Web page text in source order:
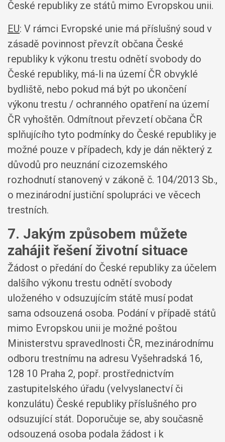
České republiky ze států mimo Evropskou unii.
EU: V rámci Evropské unie má příslušný soud v
zásadě povinnost převzít občana České
republiky k výkonu trestu odnětí svobody do
České republiky, má-li na území ČR obvyklé
bydliště, nebo pokud má být po ukončení
výkonu trestu / ochranného opatření na území
ČR vyhoštěn. Odmítnout převzetí občana ČR
splňujícího tyto podmínky do České republiky je
možné pouze v případech, kdy je dán některý z
důvodů pro neuznání cizozemského
rozhodnutí stanovený v zákoně č. 104/2013 Sb.,
o mezinárodní justiční spolupráci ve věcech
trestních.
7. Jakým způsobem můžete
zahájit řešení životní situace
Žádost o předání do České republiky za účelem
dalšího výkonu trestu odnětí svobody
uloženého v odsuzujícím státě musí podat
sama odsouzená osoba. Podání v případě států
mimo Evropskou unii je možné poštou
Ministerstvu spravedlnosti ČR, mezinárodnímu
odboru trestnímu na adresu Vyšehradská 16,
128 10 Praha 2, popř. prostřednictvím
zastupitelského úřadu (velvyslanectví či
konzulátu) České republiky příslušného pro
odsuzující stát. Doporučuje se, aby současně
odsouzená osoba podala žádost i k